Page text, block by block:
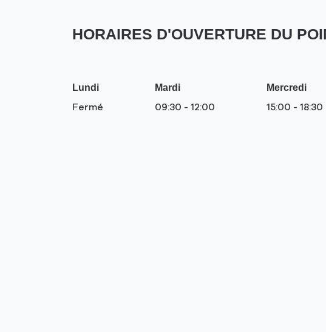
RIKA
LE
HERISSON
RAMONEUR
Ussel
-
RAMONEUR
HORAIRES D'OUVERTURE DU
Lundi
Fermé
Mardi
09:30 - 12:00
Mercredi
15:00 - 18:30